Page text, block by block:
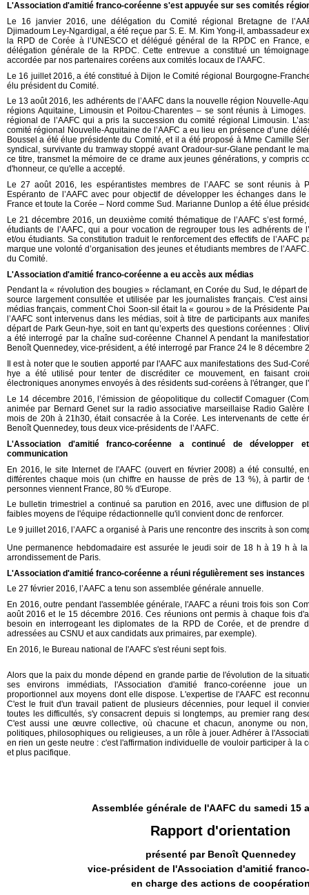
L'Association d'amitié franco-coréenne s'est appuyée sur ses comités
Le 16 janvier 2016, une délégation du Comité régional Bretagne de
Djimadoum Ley-Ngardigal, a été reçue par S. E. M. Kim Yong-iI, ambassadeur
la RPD de Corée à l’UNESCO et délégué général de la RPDC en France,
délégation générale de la RPDC. Cette entrevue a constitué un
accordée par nos partenaires coréens aux comités locaux de l'AAFC.
Le 16 juillet 2016, a été constitué à Dijon le Comité régional Bourgogne-
élu président du Comité.
Le 13 août 2016, les adhérents de l’AAFC dans la nouvelle région Nouvelle-
régions Aquitaine, Limousin et Poitou-Charentes – se sont réunis à
régional de l’AAFC qui a pris la succession du comité régional Limousin.
comité régional Nouvelle-Aquitaine de l’AAFC a eu lieu en présence d’une
Boussel a été élue présidente du Comité, et il a été proposé à Mme Camille
syndical, survivante du tramway stoppé avant Oradour-sur-Glane pendant le
ce titre, transmet la mémoire de ce drame aux jeunes générations, y compris
d'honneur, ce qu'elle a accepté.
Le 27 août 2016, les espérantistes membres de l’AAFC se sont réunis à
Espéranto de l’AAFC avec pour objectif de développer les échanges dans
France et toute la Corée – Nord comme Sud. Marianne Dunlop a été élue
Le 21 décembre 2016, un deuxième comité thématique de l’AAFC s’est
étudiants de l’AAFC, qui a pour vocation de regrouper tous les adhérents de
et/ou étudiants. Sa constitution traduit le renforcement des effectifs de l’AAFC
marque une volonté d’organisation des jeunes et étudiants membres de
du Comité.
L'Association d'amitié franco-coréenne a eu accès aux médias
Pendant la « révolution des bougies » réclamant, en Corée du Sud, le départ
source largement consultée et utilisée par les journalistes français. C'est
médias français, comment Choi Soon-sil était la « gourou » de la Présidente
l’AAFC sont intervenus dans les médias, soit à titre de participants aux
départ de Park Geun-hye, soit en tant qu’experts des questions coréennes :
a été interrogé par la chaîne sud-coréenne Channel A pendant la
Benoît Quennedey, vice-président, a été interrogé par France 24 le 8 décembre
Il est à noter que le soutien apporté par l'AAFC aux manifestations des Sud-
hye a été utilisé pour tenter de discréditer ce mouvement, en faisant
électroniques anonymes envoyés à des résidents sud-coréens à l'étranger, que
Le 14 décembre 2016, l’émission de géopolitique du collectif Comaguer
animée par Bernard Genet sur la radio associative marseillaise Radio
mois de 20h à 21h30, était consacrée à la Corée. Les intervenants de cette
Benoît Quennedey, tous deux vice-présidents de l’AAFC.
L'Association d'amitié franco-coréenne a continué de développer
communication
En 2016, le site Internet de l'AAFC (ouvert en février 2008) a été consulté,
différentes chaque mois (un chiffre en hausse de près de 13 %), à partir
personnes viennent France, 80 % d'Europe.
Le bulletin trimestriel a continué sa parution en 2016, avec une diffusion de
faibles moyens de l'équipe rédactionnelle qu'il convient donc de renforcer.
Le 9 juillet 2016, l’AAFC a organisé à Paris une rencontre des inscrits à son
Une permanence hebdomadaire est assurée le jeudi soir de 18 h à 19 h à
arrondissement de Paris.
L'Association d'amitié franco-coréenne a réuni régulièrement ses instances
Le 27 février 2016, l’AAFC a tenu son assemblée générale annuelle.
En 2016, outre pendant l'assemblée générale, l'AAFC a réuni trois fois son
août 2016 et le 15 décembre 2016. Ces réunions ont permis à chaque fois
besoin en interrogeant les diplomates de la RPD de Corée, et de prendre
adressées au CSNU et aux candidats aux primaires, par exemple).
En 2016, le Bureau national de l'AAFC s'est réuni sept fois.
Alors que la paix du monde dépend en grande partie de l'évolution de la
ses environs immédiats, l'Association d'amitié franco-coréenne joue
proportionnel aux moyens dont elle dispose. L'expertise de l'AAFC est
C'est le fruit d'un travail patient de plusieurs décennies, pour lequel il
toutes les difficultés, s'y consacrent depuis si longtemps, au premier rang
C'est aussi une œuvre collective, où chacune et chacun, anonyme ou
politiques, philosophiques ou religieuses, a un rôle à jouer. Adhérer à
en rien un geste neutre : c'est l'affirmation individuelle de vouloir participer à la
et plus pacifique.
Assemblée générale de l'AAFC du samedi 15
Rapport d'orientation
présenté par Benoît Quennedey
vice-président de l'Association d'amitié
en charge des actions de